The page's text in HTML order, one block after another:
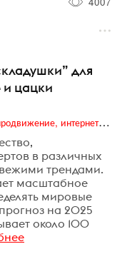
для
цацки
Digital (web-дизайн, интернет-реклама и продвижение, интернет-сообщества и блоги, интернет-коммуникации, мобильный маркетинг, реклама на цифровых экранах)
в различных
трендами.
масштабное
мировые
на 2025
около 100